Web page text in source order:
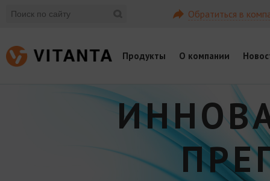
Обратиться в
Продукты О компании